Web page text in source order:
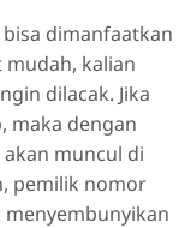
dimanfaatkan
mudah, kalian
dilacak. Jika
maka dengan
muncul di
pemilik nomor